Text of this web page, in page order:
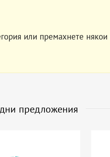
или премахнете
предложения